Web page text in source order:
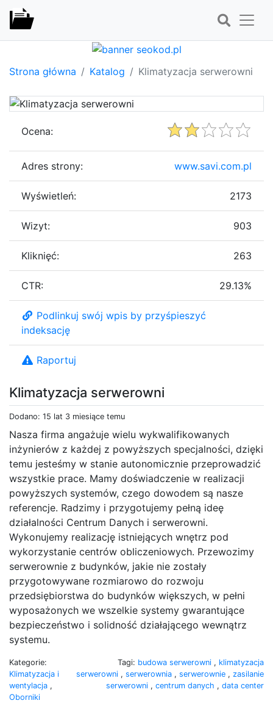
Strona główna Katalog Klimatyzacja serwerowni
Klimatyzacja serwerowni
Dodano: 15 lat 3 miesiące temu
Nasza firma angażuje wielu wykwalifikowanych
inżynierów z każdej z powyższych specjalności, dzięki
temu jesteśmy w stanie autonomicznie przeprowadzić
wszystkie prace. Mamy doświadczenie w realizacji
powyższych systemów, czego dowodem są nasze
referencje. Radzimy i przygotujemy pełną ideę
działalności Centrum Danych i serwerowni.
Wykonujemy realizację istniejących wnętrz pod
wykorzystanie centrów obliczeniowych. Przewozimy
serwerownie z budynków, jakie nie zostały
przygotowywane rozmiarowo do rozwoju
przedsiębiorstwa do budynków większych, w pełni
wyposażonych we wszelkie systemy gwarantujące
bezpieczeństwo i solidność działającego wewnątrz
systemu.
Kategorie:
Klimatyzacja i
wentylacja ,
Oborniki
Tagi: budowa serwerowni , klimatyzacja
serwerowni , serwerownia , serwerownie , zasilanie
serwerowni , centrum danych , data center
Ocena:
Adres strony: www.savi.com.pl
Wyświetleń: 2173
Wizyt: 903
Kliknięć: 263
CTR: 29.13%
Podlinkuj swój wpis by przyśpieszyć
indeksację
Raportuj